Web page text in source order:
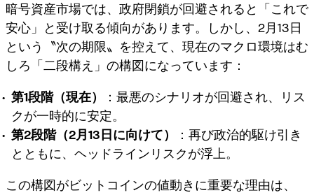
暗号資産市場では、政府閉鎖が回避されると「これで
安心」と受け取る傾向があります。しかし、2月13日
という〝次の期限〟を控えて、現在のマクロ環境はむ
しろ「二段構え」の構図になっています：
第1段階（現在）
：最悪のシナリオが回避され、リス
クが一時的に安定。
第2段階（2月13日に向けて）
：再び政治的駆け引き
とともに、ヘッドラインリスクが浮上。
この構図がビットコインの値動きに重要な理由は、